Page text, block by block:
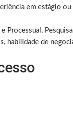
em estágio
Processual,
habilidade de